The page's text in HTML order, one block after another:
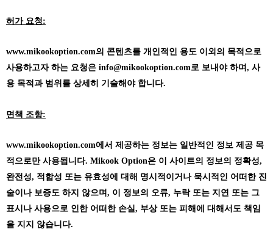
허가 요청:
www.mikookoption.com의 콘텐츠를 개인적인 용도 이외의 목적으로
사용하고자 하는 요청은 info@mikookoption.com로 보내야 하며, 사
용 목적과 범위를 상세히 기술해야 합니다.
면책 조항:
www.mikookoption.com에서 제공하는 정보는 일반적인 정보 제공 목
적으로만 사용됩니다. Mikook Option은 이 사이트의 정보의 정확성,
완전성, 적합성 또는 유효성에 대해 명시적이거나 묵시적인 어떠한 진
술이나 보증도 하지 않으며, 이 정보의 오류, 누락 또는 지연 또는 그
표시나 사용으로 인한 어떠한 손실, 부상 또는 피해에 대해서도 책임
을 지지 않습니다.